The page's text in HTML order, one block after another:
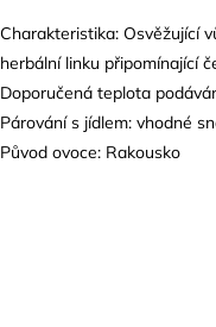
Charakteristika: Osvěžující
herbální linku připomínající
Doporučená teplota
Párování s jídlem: vhodné
Původ ovoce: Rakousko